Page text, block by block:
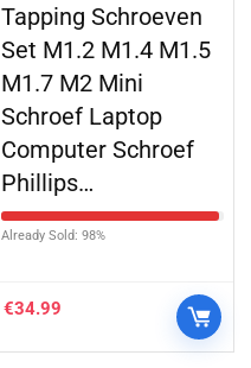
Tapping Schroeven
Set M1.2 M1.4 M1.5
M1.7 M2 Mini
Schroef Laptop
Computer Schroef
Phillips…
Already Sold: 98%
€34.99